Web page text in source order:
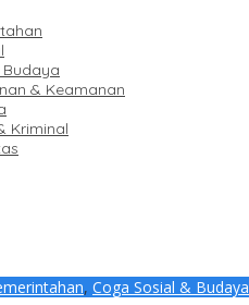
& Keamanan
Kriminal
, Coga Sosial & Budaya